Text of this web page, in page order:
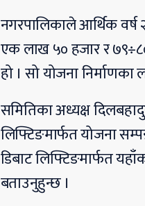
नगरपालिकाले आर्थिक
एक लाख ५० हजार र
हो । सो योजना
समितिका अध्यक्ष
लिफ्टिङमार्फत योजना
डिबाट लिफ्टिङमार्फत
बताउनुहुन्छ ।